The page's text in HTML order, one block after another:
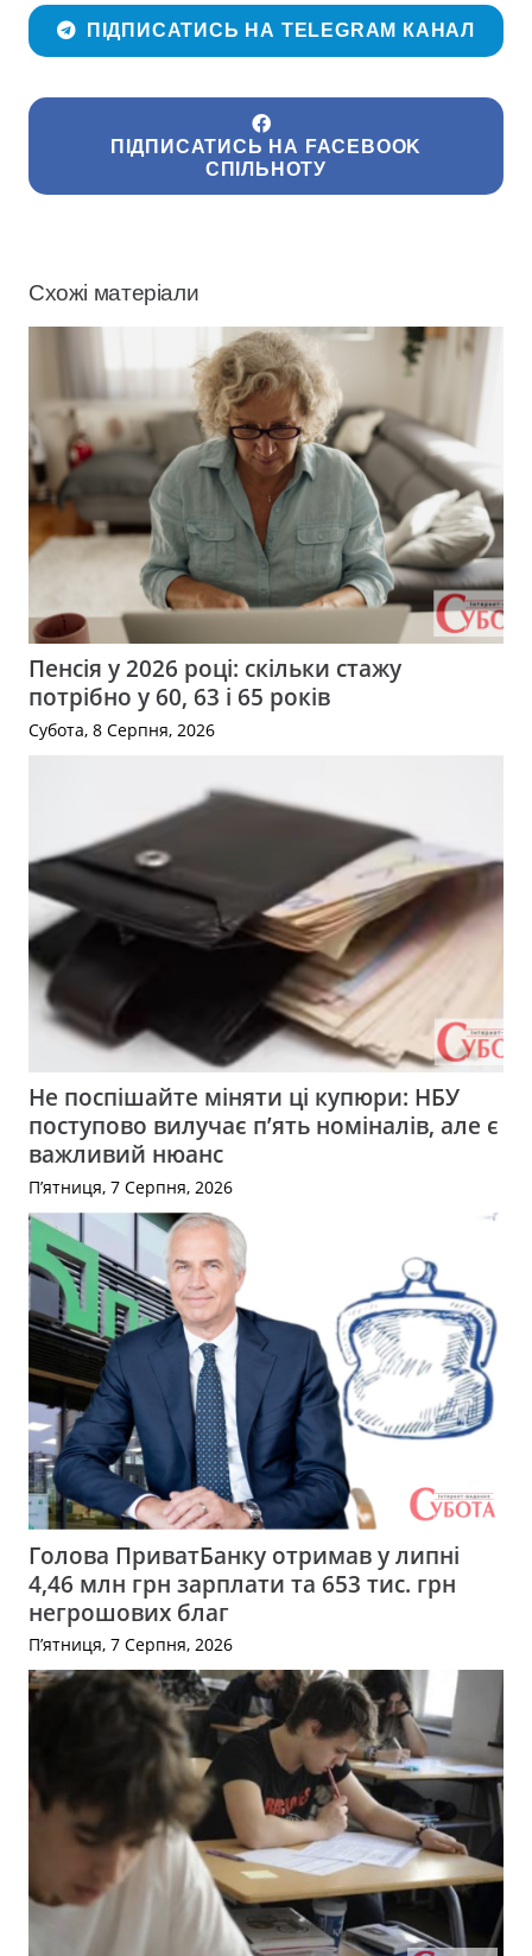
ПІДПИСАТИСЬ НА TELEGRAM КАНАЛ
ПІДПИСАТИСЬ НА FACEBOOK
СПІЛЬНОТУ
Схожі матеріали
Пенсія у 2026 році: скільки стажу
потрібно у 60, 63 і 65 років
Субота, 8 Серпня, 2026
Не поспішайте міняти ці купюри: НБУ
поступово вилучає п’ять номіналів, але є
важливий нюанс
П’ятниця, 7 Серпня, 2026
Голова ПриватБанку отримав у липні
4,46 млн грн зарплати та 653 тис. грн
негрошових благ
П’ятниця, 7 Серпня, 2026